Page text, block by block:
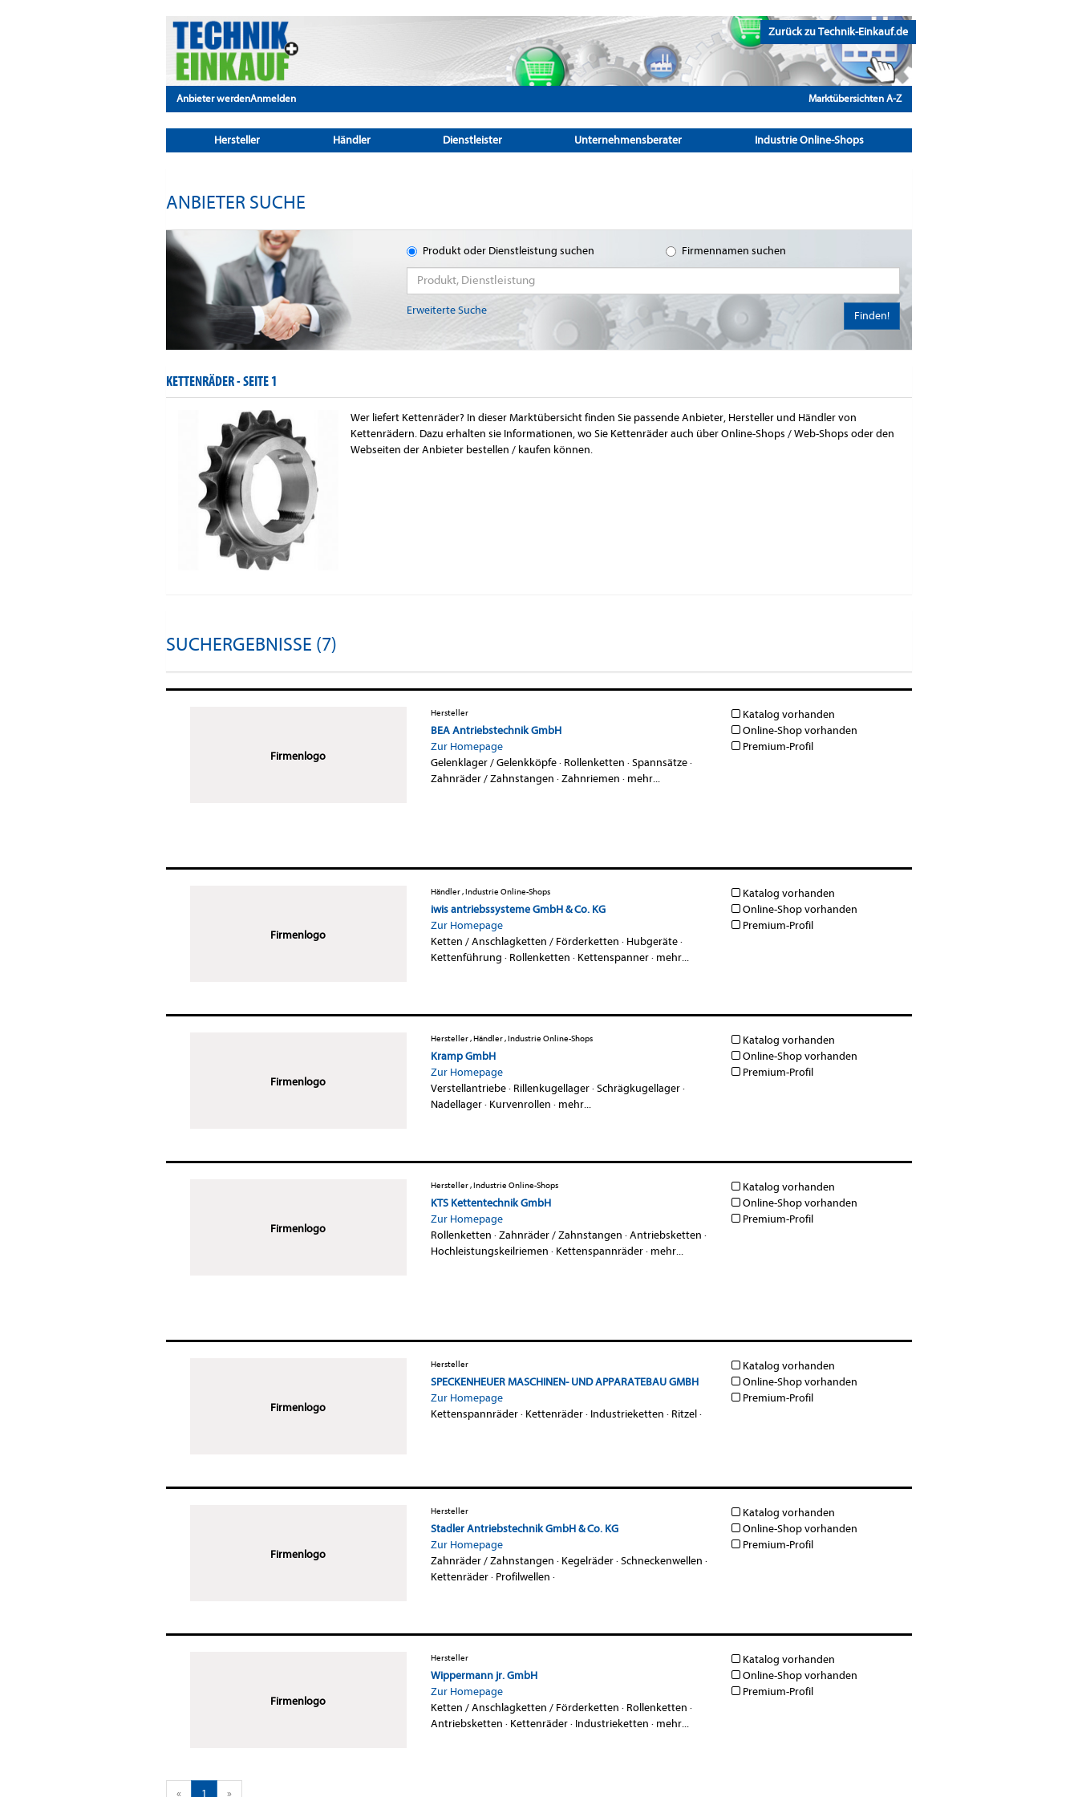
Zurück zu Technik-Einkauf.de
Anbieter werdenAnmelden Marktübersichten A-Z
Hersteller Händler Dienstleister Unternehmensberater Industrie Online-Shops
ANBIETER SUCHE
Produkt oder Dienstleistung suchen Firmennamen suchen
Erweiterte Suche Finden!
KETTENRÄDER -SEITE 1
Wer liefert Kettenräder? In dieser Marktübersicht finden Sie passende Anbieter, Hersteller und Händler von
Kettenrädern. Dazu erhalten sie Informationen, wo Sie Kettenräder auch über Online-Shops / Web-Shops oder den
Webseiten der Anbieter bestellen / kaufen können.
SUCHERGEBNISSE (7)
Firmenlogo
Hersteller
BEA Antriebstechnik GmbH
Zur Homepage
Gelenklager / Gelenkköpfe· Rollenketten ·Spannsätze·
Zahnräder / Zahnstangen ·Zahnriemen · mehr...
Katalog vorhanden
Online-Shop vorhanden
Premium-Profil
Firmenlogo
Händler , Industrie Online-Shops
iwis antriebssysteme GmbH & Co. KG
Zur Homepage
Ketten / Anschlagketten / Förderketten · Hubgeräte·
Kettenführung · Rollenketten · Kettenspanner· mehr...
Katalog vorhanden
Online-Shop vorhanden
Premium-Profil
Firmenlogo
Hersteller , Händler , Industrie Online-Shops
Kramp GmbH
Zur Homepage
Verstellantriebe· Rillenkugellager·Schrägkugellager·
Nadellager· Kurvenrollen · mehr...
Katalog vorhanden
Online-Shop vorhanden
Premium-Profil
Firmenlogo
Hersteller , Industrie Online-Shops
KTS Kettentechnik GmbH
Zur Homepage
Rollenketten ·Zahnräder / Zahnstangen ·Antriebsketten ·
Hochleistungskeilriemen · Kettenspannräder· mehr...
Katalog vorhanden
Online-Shop vorhanden
Premium-Profil
Firmenlogo
Hersteller
SPECKENHEUER MASCHINEN- UND APPARATEBAU GMBH
Zur Homepage
Kettenspannräder· Kettenräder· Industrieketten · Ritzel·
Katalog vorhanden
Online-Shop vorhanden
Premium-Profil
Firmenlogo
Hersteller
Stadler Antriebstechnik GmbH & Co. KG
Zur Homepage
Zahnräder / Zahnstangen · Kegelräder·Schneckenwellen ·
Kettenräder· Profilwellen ·
Katalog vorhanden
Online-Shop vorhanden
Premium-Profil
Firmenlogo
Hersteller
Wippermann jr. GmbH
Zur Homepage
Ketten / Anschlagketten / Förderketten · Rollenketten ·
Antriebsketten · Kettenräder· Industrieketten · mehr...
Katalog vorhanden
Online-Shop vorhanden
Premium-Profil
« 1 »